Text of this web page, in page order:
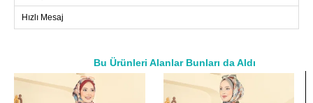
Hızlı Mesaj
Bu Ürünleri Alanlar Bunları da Aldı
a>